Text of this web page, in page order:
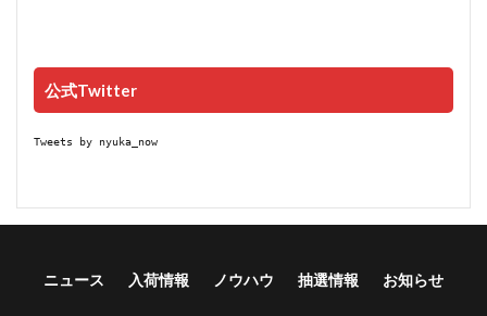
公式Twitter
Tweets by nyuka_now
ニュース 入荷情報 ノウハウ 抽選情報 お知らせ